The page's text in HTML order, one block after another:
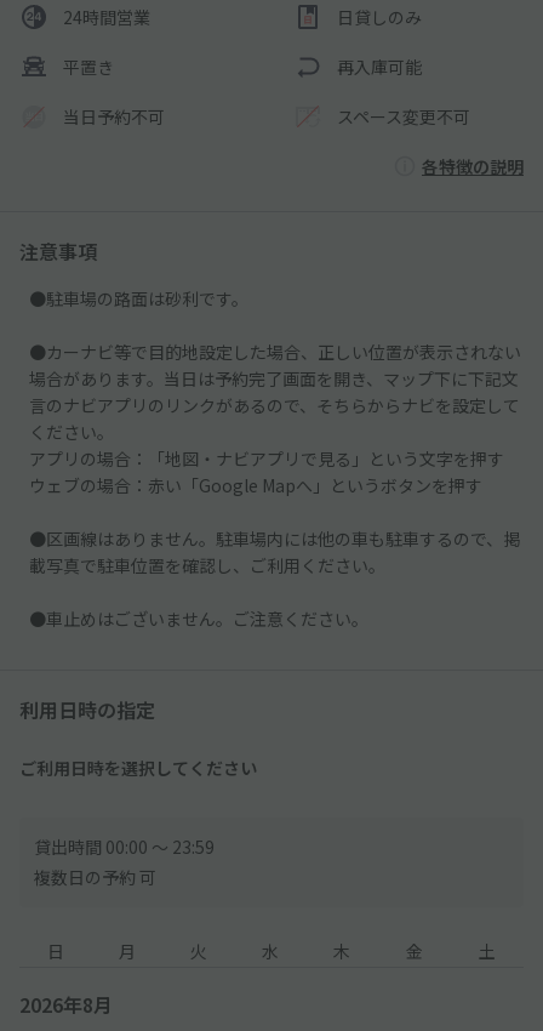
24時間営業 日貸しのみ
平置き 再入庫可能
当日予約不可 スペース変更不可
各特徴の説明
注意事項
●駐車場の路面は砂利です。
●カーナビ等で目的地設定した場合、正しい位置が表示されない
場合があります。当日は予約完了画面を開き、マップ下に下記文
言のナビアプリのリンクがあるので、そちらからナビを設定して
ください。
アプリの場合：「地図・ナビアプリで見る」という文字を押す
ウェブの場合：赤い「Google Mapへ」というボタンを押す
●区画線はありません。駐車場内には他の車も駐車するので、掲
載写真で駐車位置を確認し、ご利用ください。
●車止めはございません。ご注意ください。
利用日時の指定
ご利用日時を選択してください
貸出時間 00:00 〜 23:59
複数日の予約 可
日 月 火 水 木 金 土
2026年8月